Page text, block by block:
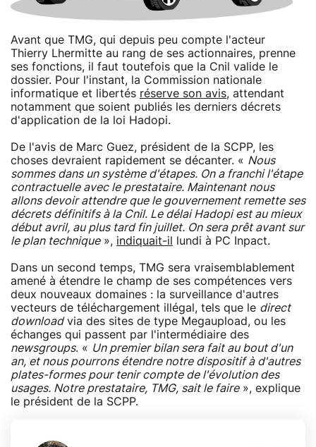
Avant que TMG, qui depuis peu compte l'acteur
Thierry Lhermitte au rang de ses actionnaires, prenne
ses fonctions, il faut toutefois que la Cnil valide le
dossier. Pour l'instant, la Commission nationale
informatique et libertés réserve son avis, attendant
notamment que soient publiés les derniers décrets
d'application de la loi Hadopi.
De l'avis de Marc Guez, président de la SCPP, les
choses devraient rapidement se décanter. « Nous
sommes dans un système d'étapes. On a franchi l'étape
contractuelle avec le prestataire. Maintenant nous
allons devoir attendre que le gouvernement remette ses
décrets définitifs à la Cnil. Le délai Hadopi est au mieux
début avril, au plus tard fin juillet. On sera prêt avant sur
le plan technique», indiquait-il lundi à PC Inpact.
Dans un second temps, TMG sera vraisemblablement
amené à étendre le champ de ses compétences vers
deux nouveaux domaines : la surveillance d'autres
vecteurs de téléchargement illégal, tels que le direct
downloadvia des sites de type Megaupload, ou les
échanges qui passent par l'intermédiaire des
newsgroups. « Un premier bilan sera fait au bout d'un
an, et nous pourrons étendre notre dispositif à d'autres
plates-formes pour tenir compte de l'évolution des
usages. Notre prestataire, TMG, sait le faire», explique
le président de la SCPP.